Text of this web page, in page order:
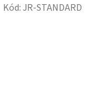
Kód:JR-STANDARD